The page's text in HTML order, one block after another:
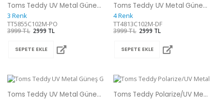
Toms Teddy UV Metal Güneş Gözlüğü
3 Renk
TT5855C102M-PO
3999 TL 2999 TL
SEPETE EKLE
Toms Teddy UV Metal Güneş Gözlüğü
4 Renk
TT4813C102M-DF
3999 TL 2999 TL
SEPETE EKLE
Toms Teddy UV Metal Güneş Gözlüğü Toms Teddy Polarize/UV Metal Güneş Gözlüğü